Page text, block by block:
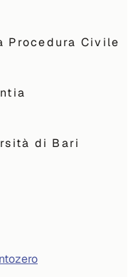
Procedura Civile
di Bari